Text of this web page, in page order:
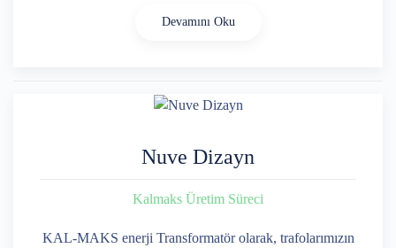
Devamını Oku
Nuve Dizayn
Kalmaks Üretim Süreci
KAL-MAKS enerji Transformatör olarak, trafolarımızın